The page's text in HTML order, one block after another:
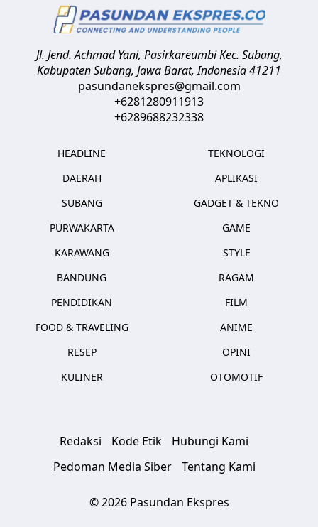
Jl. Jend. Achmad Yani, Pasirkareumbi Kec. Subang,
Kabupaten Subang, Jawa Barat,Indonesia41211
pasundanekspres@gmail.com
+6281280911913
+6289688232338
HEADLINE
DAERAH
SUBANG
PURWAKARTA
KARAWANG
BANDUNG
PENDIDIKAN
FOOD & TRAVELING
RESEP
KULINER
TEKNOLOGI
APLIKASI
GADGET & TEKNO
GAME
STYLE
RAGAM
FILM
ANIME
OPINI
OTOMOTIF
Redaksi Kode Etik
Hubungi Kami
Pedoman Media Siber
Tentang Kami
© 2026 Pasundan Ekspres